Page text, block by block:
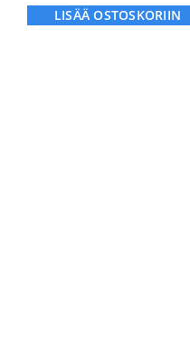
LISÄÄ OSTOSKORIIN